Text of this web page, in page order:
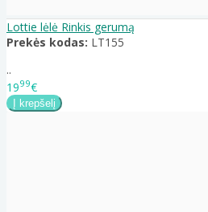
Lottie lėlė Rinkis gerumą
Prekės kodas: LT155
..
1999€